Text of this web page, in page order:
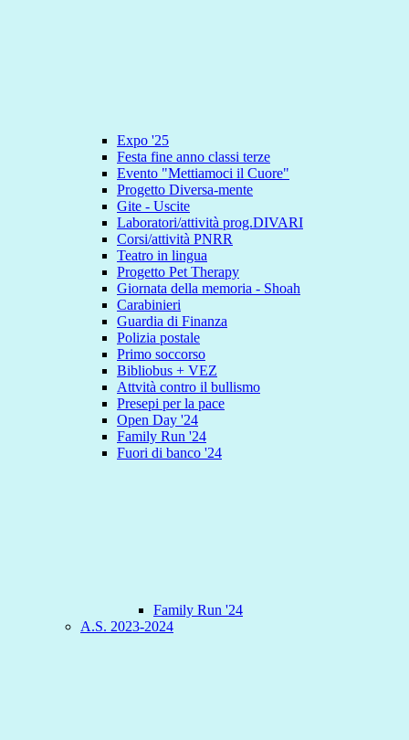
Expo '25
Festa fine anno classi terze
Evento "Mettiamoci il Cuore"
Progetto Diversa-mente
Gite - Uscite
Laboratori/attività prog.DIVARI
Corsi/attività PNRR
Teatro in lingua
Progetto Pet Therapy
Giornata della memoria - Shoah
Carabinieri
Guardia di Finanza
Polizia postale
Primo soccorso
Bibliobus + VEZ
Attvità contro il bullismo
Presepi per la pace
Open Day '24
Family Run '24
Fuori di banco '24
Family Run '24
A.S. 2023-2024